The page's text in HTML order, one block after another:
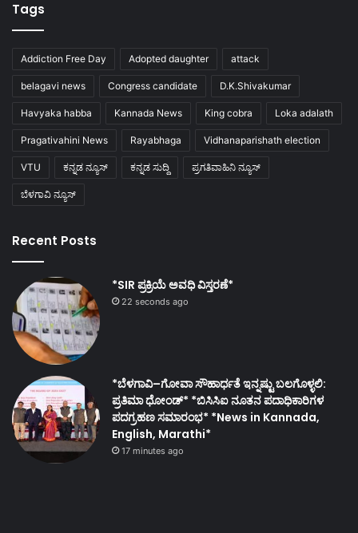
Tags
Addiction Free Day Adopted daughter attack
belagavi news Congress candidate D.K.Shivakumar
Havyaka habba Kannada News King cobra Loka adalath
Pragativahini News Rayabhaga Vidhanaparishath election
VTU ಕನ್ನಡ ನ್ಯೂಸ್ ಕನ್ನಡ ಸುದ್ದಿ ಪ್ರಗತಿವಾಹಿನಿ ನ್ಯೂಸ್
ಬೆಳಗಾವಿ ನ್ಯೂಸ್
Recent Posts
*SIR ಪ್ರಕ್ರಿಯೆ ಅವಧಿ ವಿಸ್ತರಣೆ*
22 seconds ago
*ಬೆಳಗಾವಿ–ಗೋವಾ ಸೌಹಾರ್ಧತೆ ಇನ್ನಷ್ಟು ಬಲಗೊಳ್ಳಲಿ:
ಪ್ರತಿಮಾ ಧೋಂಡ್* *ಬಿಸಿಸಿಐ ನೂತನ ಪದಾಧಿಕಾರಿಗಳ
ಪದಗ್ರಹಣ ಸಮಾರಂಭ* *News in Kannada,
English, Marathi*
17 minutes ago